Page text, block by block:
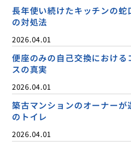
長年使い続けたキッチンの
の対処法
2026.04.01
便座のみの自己交換における
スの真実
2026.04.01
築古マンションのオーナーが
のトイレ
2026.04.01